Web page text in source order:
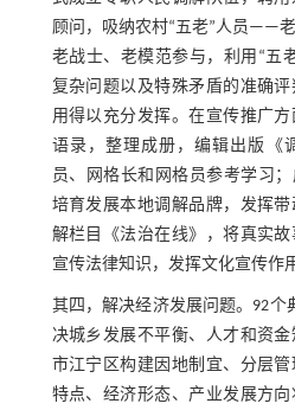
顾问，吸纳农村“五老”人员——老
老战士、老模范参与，利用“五
复杂问题以及特殊矛盾的准确
用得以充分发挥。在宣传推广
语录，整理成册，编辑出版《
员、网格长和网格员参考学习；
培育发展本地调解品牌，发挥
解栏目《法治在线》，将真实
宣传法律知识，发挥文化宣传作用
其四，解决经济发展问题。92个
决城乡发展不平衡、人才和资
市江宁区构建因地制宜、分层
特点、经济形态、产业发展方